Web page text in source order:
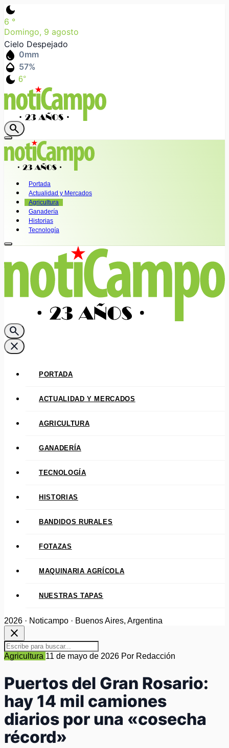
dark_mode
6 °
Domingo, 9 agosto
Cielo Despejado
water_drop 0mm
humidity_mid 57%
dark_mode 6°
search
Portada
Actualidad y Mercados
Agricultura
Ganadería
Historias
Tecnología
search
close
PORTADA
ACTUALIDAD Y MERCADOS
AGRICULTURA
GANADERÍA
TECNOLOGÍA
HISTORIAS
BANDIDOS RURALES
FOTAZAS
MAQUINARIA AGRÍCOLA
NUESTRAS TAPAS
2026 · Noticampo · Buenos Aires, Argentina
close
Agricultura 11 de mayo de 2026 Por Redacción
Puertos del Gran Rosario:
hay 14 mil camiones
diarios por una «cosecha
récord»